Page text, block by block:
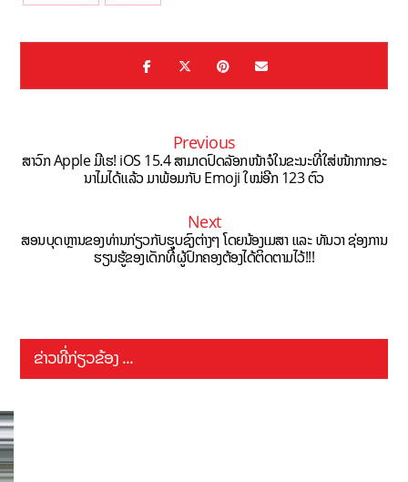
Previous
ສາວົກ Apple ມີເຮ! iOS 15.4 ສາມາດປົດລັອກໜ້າຈໍໃນຂະນະທີ່ໃສ່ໜ້າກາກອະ
ນາໄມໄດ້ແລ້ວ ມາພ້ອມກັບ Emoji ໃໝ່ອີກ 123 ຕົວ
Next
ສອນບຸດຫຼານຂອງທ່ານກ່ຽວກັບຮູບຊົງຕ່າງໆ ໂດຍນ້ອງເມສາ ແລະ ທັນວາ ຊ່ອງການ
ຮຽນຮູ້ຂອງເດັກທີ່ຜູ້ປົກຄອງຕ້ອງໄດ້ຕິດຕາມໄວ້!!!
ຂ່າວທີ່ກ່ຽວຂ້ອງ ...